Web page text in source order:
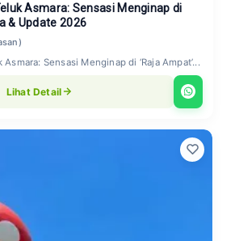
Asmara: Sensasi Menginap di
& Update 2026
Sensasi Menginap di ‘Raja Ampat’...
Lihat Detail